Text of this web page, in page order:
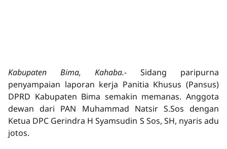
Kabupaten Bima, Kahaba.- Sidang paripurna
penyampaian laporan kerja Panitia Khusus (Pansus)
DPRD Kabupaten Bima semakin memanas. Anggota
dewan dari PAN Muhammad Natsir S.Sos dengan
Ketua DPC Gerindra H Syamsudin S Sos, SH, nyaris adu
jotos.